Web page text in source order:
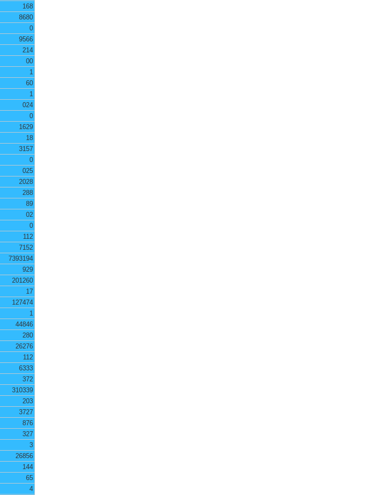
168
8680
0
9566
214
00
1
60
1
024
0
1629
18
3157
0
025
2028
288
89
02
0
112
7152
7393194
929
201260
17
127474
1
44846
280
26276
112
6333
372
310339
203
3727
876
327
3
26856
144
65
4